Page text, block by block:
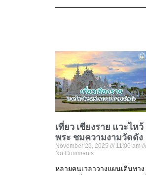
เที่ยว เชียงราย แวะไหว้
พระ ชมความงามวัดดัง
November 29, 2025
11:00 am
No Comments
หลายคนเวลาวางแผนเดินทาง